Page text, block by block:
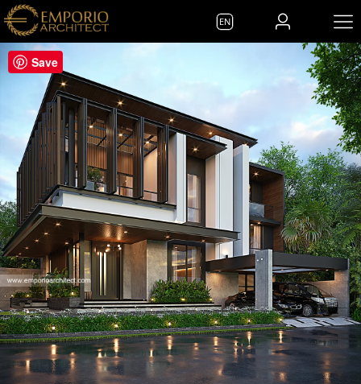
EN
Save